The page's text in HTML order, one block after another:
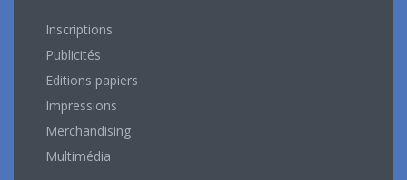
Inscriptions
Publicités
Editions papiers
Impressions
Merchandising
Multimédia